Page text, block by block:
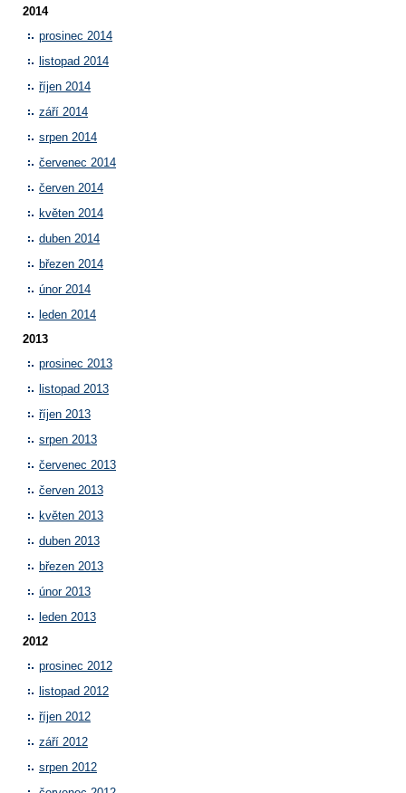
2014
prosinec 2014
listopad 2014
říjen 2014
září 2014
srpen 2014
červenec 2014
červen 2014
květen 2014
duben 2014
březen 2014
únor 2014
leden 2014
2013
prosinec 2013
listopad 2013
říjen 2013
srpen 2013
červenec 2013
červen 2013
květen 2013
duben 2013
březen 2013
únor 2013
leden 2013
2012
prosinec 2012
listopad 2012
říjen 2012
září 2012
srpen 2012